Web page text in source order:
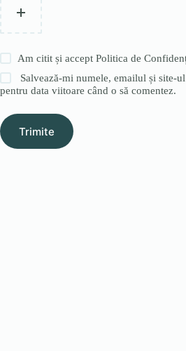
Am citit și acceptPolitica de
Salvează-mi numele, emailul și site-
pentru data viitoare când o să comentez.
Trimite